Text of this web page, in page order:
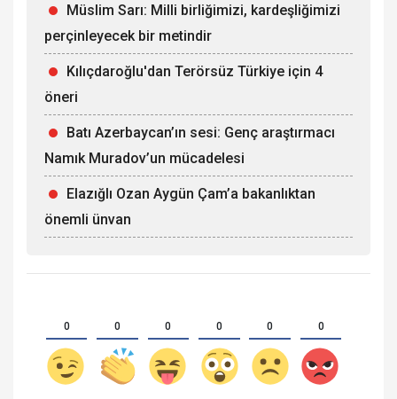
Müslim Sarı: Milli birliğimizi, kardeşliğimizi
perçinleyecek bir metindir
Kılıçdaroğlu'dan Terörsüz Türkiye için 4
öneri
Batı Azerbaycan’ın sesi: Genç araştırmacı
Namık Muradov’un mücadelesi
Elazığlı Ozan Aygün Çam’a bakanlıktan
önemli ünvan
0 0 0 0 0 0